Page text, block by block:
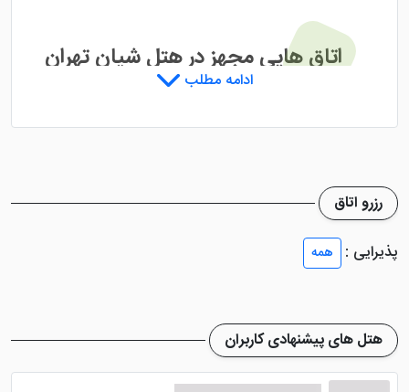
اتاق هایی مجهز در هتل شیان تهران
یک ، سوئیت vip می شوند. اگر چه ممکن است اتاق های
قدیمی به نظر رسند، اما امکانات مطلوبی را به مهمانان ارائه
از جمله امکانات در اتاق های
توان به سیستم تهویه مطبوع، سیستم گرمایش و سرمایش،
ادامه مطلب
رزرو اتاق
پذیرایی :
همه
هتل های پیشنهادی کاربران